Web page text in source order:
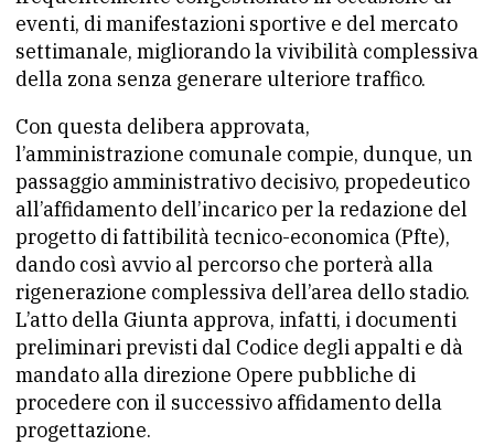
eventi, di manifestazioni sportive e del mercato
settimanale, migliorando la vivibilità complessiva
della zona senza generare ulteriore traffico.
Con questa delibera approvata,
l’amministrazione comunale compie, dunque, un
passaggio amministrativo decisivo, propedeutico
all’affidamento dell’incarico per la redazione del
progetto di fattibilità tecnico-economica (Pfte),
dando così avvio al percorso che porterà alla
rigenerazione complessiva dell’area dello stadio.
L’atto della Giunta approva, infatti, i documenti
preliminari previsti dal Codice degli appalti e dà
mandato alla direzione Opere pubbliche di
procedere con il successivo affidamento della
progettazione.